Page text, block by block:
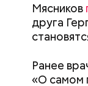
Мясников
друга
Ранее
«О самом
соль.
Фото: